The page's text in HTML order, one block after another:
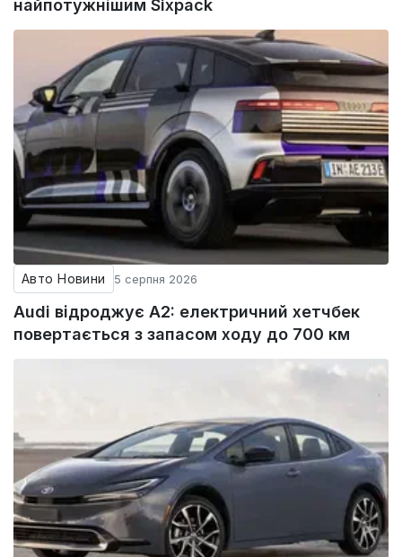
найпотужнішим Sixpack
Авто Новини 5 серпня 2026
Audi відроджує A2: електричний хетчбек
повертається з запасом ходу до 700 км